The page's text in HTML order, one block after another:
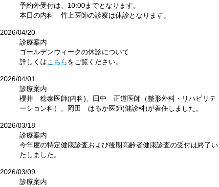
予約外受付は、10:00までとなります。
本日の内科 竹上医師の診察は休診となります。
2026/04/20
診療案内
ゴールデンウィークの休診について
詳しくはこちらをご覧ください。
2026/04/01
診療案内
櫻井 稔泰医師(内科)、田中 正道医師（整形外科・リハビリテ
ーション科）、岡田 はるか医師(健診科)が着任しました。
2026/03/18
診療案内
今年度の特定健康診査および後期高齢者健康診査の受付は終了い
たしました。
2026/03/09
診療案内